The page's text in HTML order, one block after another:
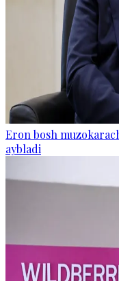
Eron bosh
aybladi